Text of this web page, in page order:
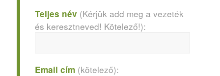
Teljes név (Kérjük add meg a vezeték
és keresztneved! Kötelező!):
Email cím(kötelező):